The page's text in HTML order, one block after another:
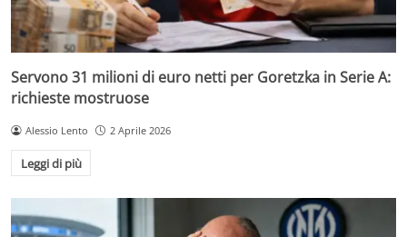
Servono 31 milioni di euro netti per Goretzka in Serie A:
richieste mostruose
Alessio Lento 2 Aprile 2026
Leggi di più